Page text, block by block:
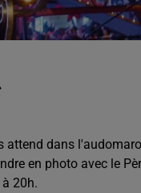
attend dans
en photo avec le
20h.